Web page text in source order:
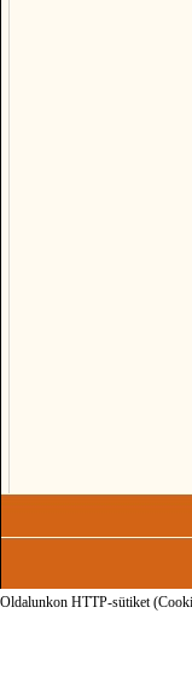
Oldalunkon HTTP-sütiket